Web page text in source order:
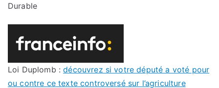
Durable
Loi Duplomb :découvrez si votre député a voté pour
ou contre ce texte controversé sur l’agriculture